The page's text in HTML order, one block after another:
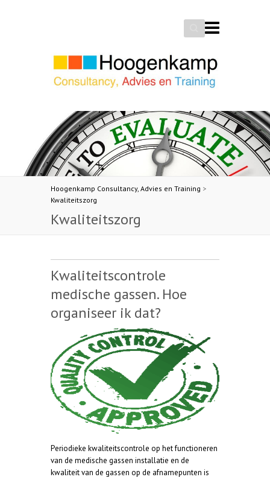
Search
Hoogenkamp Consultancy, Advies en Training >
Kwaliteitszorg
Kwaliteitszorg
Kwaliteitscontrole
medische gassen. Hoe
organiseer ik dat?
Periodieke kwaliteitscontrole op het functioneren
van de medische gassen installatie en de
kwaliteit van de gassen op de afnamepunten is